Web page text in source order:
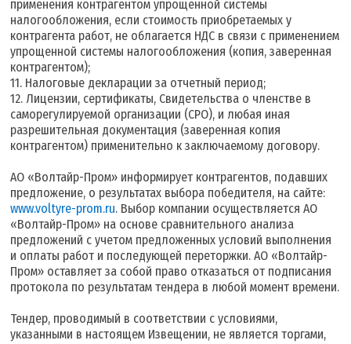
применения контрагентом упрощенной системы
налогообложения, если стоимость приобретаемых у
контрагента работ, не облагается НДС в связи с применением
упрощенной системы налогообложения (копия, заверенная
контрагентом);
11. Налоговые декларации за отчетный период;
12. Лицензии, сертификаты, Свидетельства о членстве в
саморегулируемой организации (СРО), и любая иная
разрешительная документация (заверенная копия
контрагентом) применительно к заключаемому договору.
АО «Волтайр-Пром» информирует контрагентов, подавших
предложение, о результатах выбора победителя, на сайте:
www.voltyre-prom.ru. Выбор компании осуществляется АО
«Волтайр-Пром» на основе сравнительного анализа
предложений с учетом предложенных условий выполнения
и оплаты работ и последующей переторжки. АО «Волтайр-
Пром» оставляет за собой право отказаться от подписания
протокола по результатам тендера в любой момент времени.
Тендер, проводимый в соответствии с условиями,
указанными в настоящем Извещении, не является торгами,